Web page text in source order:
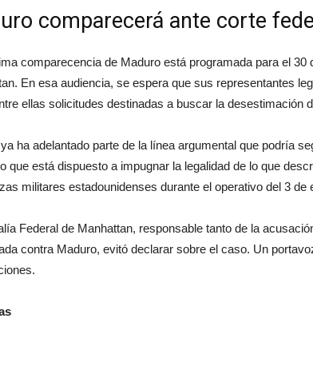
comparecerá ante corte
comparecencia de Maduro está programada para el 30
En esa audiencia, se espera que sus representantes
ellas solicitudes destinadas a buscar la desestimación
ha adelantado parte de la línea argumental que podría
que está dispuesto a impugnar la legalidad de lo que
militares estadounidenses durante el operativo del 3
Federal de Manhattan, responsable tanto de la
contra Maduro, evitó declarar sobre el caso. Un